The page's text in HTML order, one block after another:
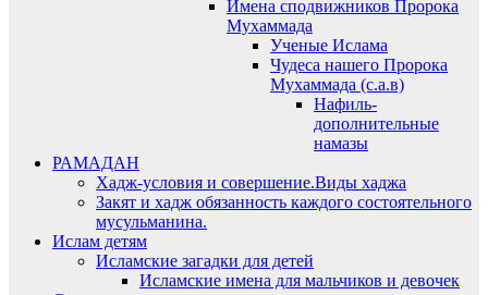
Имена сподвижников Пророка
Мухаммада
Ученые Ислама
Чудеса нашего Пророка
Мухаммада (с.а.в)
Нафиль-
дополнительные
намазы
РАМАДАН
Хадж-условия и совершение.Виды хаджа
Закят и хадж обязанность каждого состоятельного
мусульманина.
Ислам детям
Исламские загадки для детей
Исламские имена для мальчиков и девочек